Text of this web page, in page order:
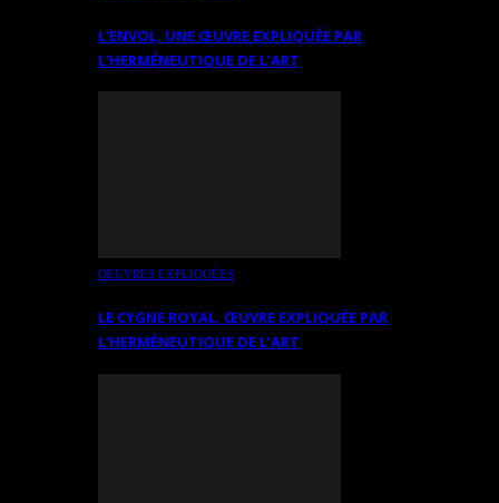
L’ENVOL, UNE ŒUVRE EXPLIQUÉE PAR
L’HERMÉNEUTIQUE DE L’ART
OEUVRES EXPLIQUÉES
LE CYGNE ROYAL. ŒUVRE EXPLIQUÉE PAR
L’HERMÉNEUTIQUE DE L’ART